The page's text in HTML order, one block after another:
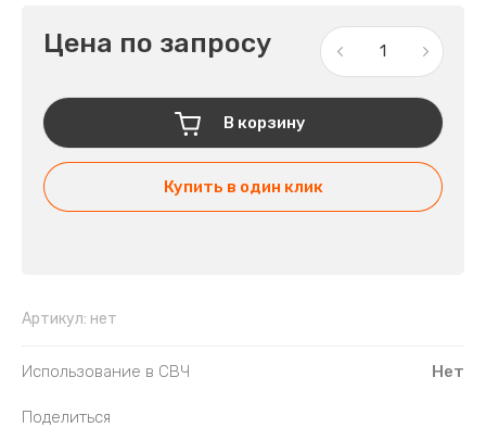
Цена по запросу
В корзину
Купить в один клик
Артикул: нет
Использование в СВЧ Нет
Поделиться